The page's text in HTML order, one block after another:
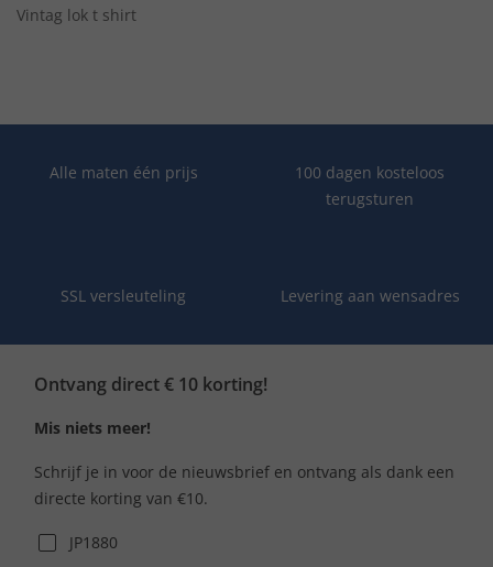
Vintag lok t shirt
Alle maten één prijs
100 dagen kosteloos
terugsturen
SSL versleuteling Levering aan wensadres
Ontvang direct € 10 korting!
Mis niets meer!
Schrijf je in voor de nieuwsbrief en ontvang als dank een
directe korting van €10.
JP1880